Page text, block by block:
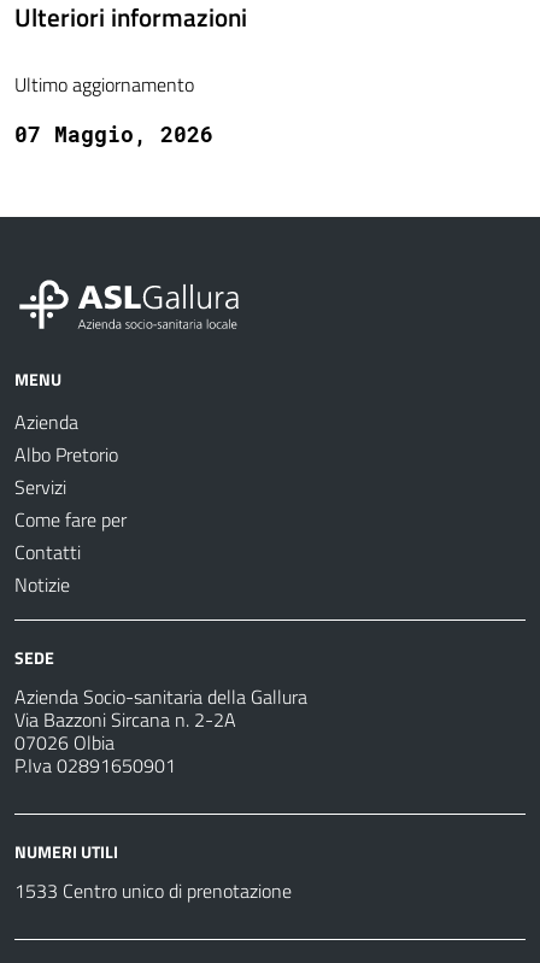
Ulteriori informazioni
Ultimo aggiornamento
07 Maggio, 2026
MENU
Azienda
Albo Pretorio
Servizi
Come fare per
Contatti
Notizie
SEDE
Azienda Socio-sanitaria della Gallura
Via Bazzoni Sircana n. 2-2A
07026 Olbia
P.Iva 02891650901
NUMERI UTILI
1533 Centro unico di prenotazione